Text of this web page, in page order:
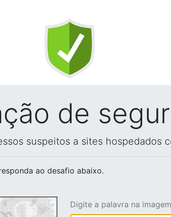
de
suspeitos a sites hospedados
ao desafio abaixo.
Digite a palavra na